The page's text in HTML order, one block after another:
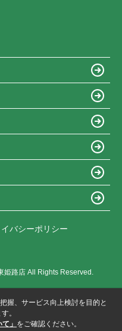
バシーポリシー
姫路店 All Rights Reserved.
握、サービス向上検討を目的と
。
」 をご確認ください。